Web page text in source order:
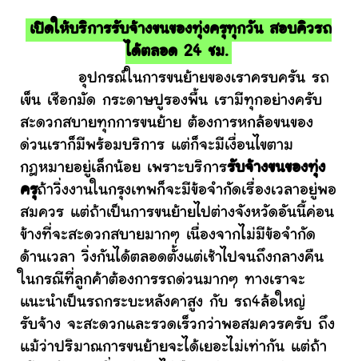
เปิดให้บริการรับจ้างขนของทุ่งครุทุกวัน สอบคิวรถ
ได้ตลอด 24 ชม.
อุปกรณ์ในการขนย้ายของเราครบครัน รถ
เข็น เชือกมัด กระดาษปูรองพื้น เรามีทุกอย่างครับ
สะดวกสบายทุกการขนย้าย ต้องการหกล้อขนของ
ด่วนเราก็มีพร้อมบริการ แต่ก็จะมีเงื่อนไขตาม
กฎหมายอยู่เล็กน้อย เพราะบริการรับจ้างขนของทุ่ง
ครุถ้าวิ่งงานในกรุงเทพก็จะมีข้อจำกัดเรื่องเวลาอยู่พอ
สมควร แต่ถ้าเป็นการขนย้ายไปต่างจังหวัดอันนี้ค่อน
ข้างที่จะสะดวกสบายมากๆ เนื่องจากไม่มีข้อจำกัด
ด้านเวลา วิ่งกันได้ตลอดตั้งแต่เช้าไปจนถึงกลางคืน
ในกรณีที่ลูกค้าต้องการรถด่วนมากๆ ทางเราจะ
แนะนำเป็นรถกระบะหลังคาสูง กับ รถ4ล้อใหญ่
รับจ้าง จะสะดวกและรวดเร็วกว่าพอสมควรครับ ถึง
แม้ว่าปริมาณการขนย้ายจะได้เยอะไม่เท่ากัน แต่ถ้า